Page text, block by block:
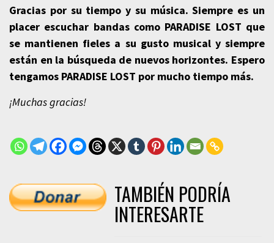
Gracias por su tiempo y su música. Siempre es un
placer escuchar bandas como PARADISE LOST que
se mantienen fieles a su gusto musical y siempre
están en la búsqueda de nuevos horizontes. Espero
tengamos PARADISE LOST por mucho tiempo más.
¡Muchas gracias!
TAMBIÉN PODRÍA
INTERESARTE